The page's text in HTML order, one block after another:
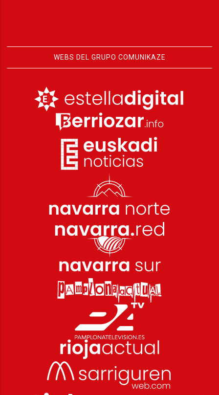
WEBS DEL GRUPO COMUNIKAZE